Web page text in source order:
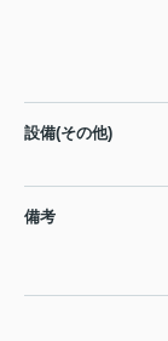
設備(その他)
備考